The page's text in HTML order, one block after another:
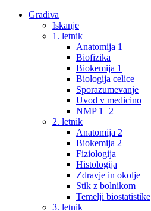
Gradiva
Iskanje
1. letnik
Anatomija 1
Biofizika
Biokemija 1
Biologija celice
Sporazumevanje
Uvod v medicino
NMP 1+2
2. letnik
Anatomija 2
Biokemija 2
Fiziologija
Histologija
Zdravje in okolje
Stik z bolnikom
Temelji biostatistike
3. letnik